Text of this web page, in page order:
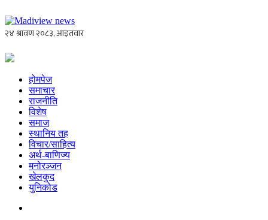
होमपेज
समाचार
राजनीति
विशेष
समाज
स्थानिय तह
विचार/साहित्य
अर्थ-बाणिज्य
मनोरञ्जन
खेलकुद
युनिकोड